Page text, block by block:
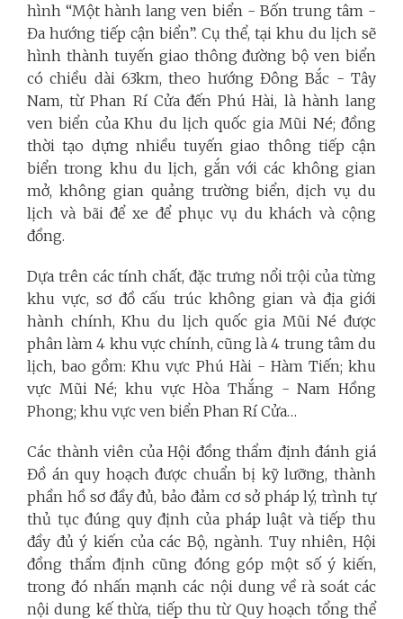
hình “Một hành lang ven biển - Bốn trung tâm -
Đa hướng tiếp cận biển”. Cụ thể, tại khu du lịch sẽ
hình thành tuyến giao thông đường bộ ven biển
có chiều dài 63km, theo hướng Đông Bắc - Tây
Nam, từ Phan Rí Cửa đến Phú Hài, là hành lang
ven biển của Khu du lịch quốc gia Mũi Né; đồng
thời tạo dựng nhiều tuyến giao thông tiếp cận
biển trong khu du lịch, gắn với các không gian
mở, không gian quảng trường biển, dịch vụ du
lịch và bãi để xe để phục vụ du khách và cộng
đồng.
Dựa trên các tính chất, đặc trưng nổi trội của từng
khu vực, sơ đồ cấu trúc không gian và địa giới
hành chính, Khu du lịch quốc gia Mũi Né được
phân làm 4 khu vực chính, cũng là 4 trung tâm du
lịch, bao gồm: Khu vực Phú Hài - Hàm Tiến; khu
vực Mũi Né; khu vực Hòa Thắng - Nam Hồng
Phong; khu vực ven biển Phan Rí Cửa…
Các thành viên của Hội đồng thẩm định đánh giá
Đồ án quy hoạch được chuẩn bị kỹ lưỡng, thành
phần hồ sơ đầy đủ, bảo đảm cơ sở pháp lý, trình tự
thủ tục đúng quy định của pháp luật và tiếp thu
đầy đủ ý kiến của các Bộ, ngành. Tuy nhiên, Hội
đồng thẩm định cũng đóng góp một số ý kiến,
trong đó nhấn mạnh các nội dung về rà soát các
nội dung kế thừa, tiếp thu từ Quy hoạch tổng thể